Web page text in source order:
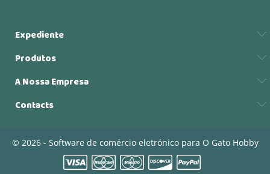
Expediente
Produtos
A Nossa Empresa
Contacts
© 2026 - Software de comércio eletrónico para O Gato Hobby